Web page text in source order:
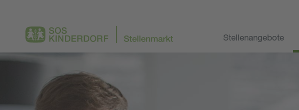
Stellenangebote